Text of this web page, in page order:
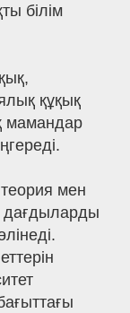
білім
құқық
мамандар
мен
дағдыларды